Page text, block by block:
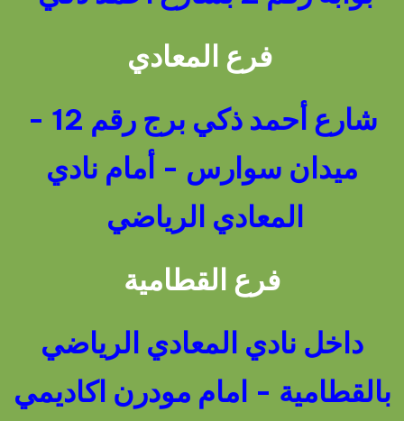
فرع المعادي
شارع أحمد ذكي برج رقم 12 -
ميدان سوارس - أمام نادي
المعادي الرياضي
فرع القطامية
داخل نادي المعادي الرياضي
بالقطامية - امام مودرن اكاديمي